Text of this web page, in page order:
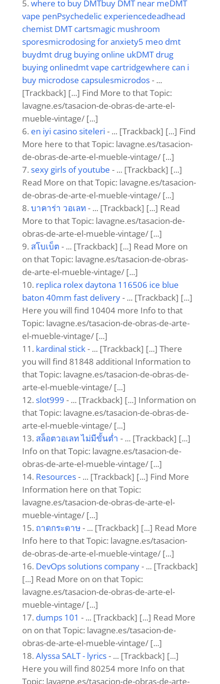
where to buy DMTbuy DMT near meDMT
vape penPsychedelic experiencedeadhead
chemist DMT cartsmagic mushroom
sporesmicrodosing for anxiety5 meo dmt
buydmt drug buying online ukDMT drug
buying onlinedmt vape cartridgewhere can i
buy microdose capsulesmicrodos- ...
[Trackback] [...] Find More to that Topic:
lavagne.es/tasacion-de-obras-de-arte-el-
mueble-vintage/ [...]
en iyi casino siteleri - ... [Trackback] [...] Find
More here to that Topic: lavagne.es/tasacion-
de-obras-de-arte-el-mueble-vintage/ [...]
sexy girls of youtube - ... [Trackback] [...]
Read More on that Topic: lavagne.es/tasacion-
de-obras-de-arte-el-mueble-vintage/ [...]
บาคาร่า วอเลท - ... [Trackback] [...] Read
More to that Topic: lavagne.es/tasacion-de-
obras-de-arte-el-mueble-vintage/ [...]
สโบเบ็ต - ... [Trackback] [...] Read More on
on that Topic: lavagne.es/tasacion-de-obras-
de-arte-el-mueble-vintage/ [...]
replica rolex daytona 116506 ice blue
baton 40mm fast delivery- ... [Trackback] [...]
Here you will find 10404 more Info to that
Topic: lavagne.es/tasacion-de-obras-de-arte-
el-mueble-vintage/ [...]
kardinal stick- ... [Trackback] [...] There
you will find 81848 additional Information to
that Topic: lavagne.es/tasacion-de-obras-de-
arte-el-mueble-vintage/ [...]
slot999 - ... [Trackback] [...] Information on
that Topic: lavagne.es/tasacion-de-obras-de-
arte-el-mueble-vintage/ [...]
สล็อตวอเลท ไม่มีขั้นต่ำ - ... [Trackback] [...]
Info on that Topic: lavagne.es/tasacion-de-
obras-de-arte-el-mueble-vintage/ [...]
Resources- ... [Trackback] [...] Find More
Information here on that Topic:
lavagne.es/tasacion-de-obras-de-arte-el-
mueble-vintage/ [...]
ถาดกระดาษ- ... [Trackback] [...] Read More
Info here to that Topic: lavagne.es/tasacion-
de-obras-de-arte-el-mueble-vintage/ [...]
DevOps solutions company- ... [Trackback]
[...] Read More on on that Topic:
lavagne.es/tasacion-de-obras-de-arte-el-
mueble-vintage/ [...]
dumps 101 - ... [Trackback] [...] Read More
on on that Topic: lavagne.es/tasacion-de-
obras-de-arte-el-mueble-vintage/ [...]
Alyssa SALT - lyrics- ... [Trackback] [...]
Here you will find 80254 more Info on that
Topic: lavagne.es/tasacion-de-obras-de-arte-